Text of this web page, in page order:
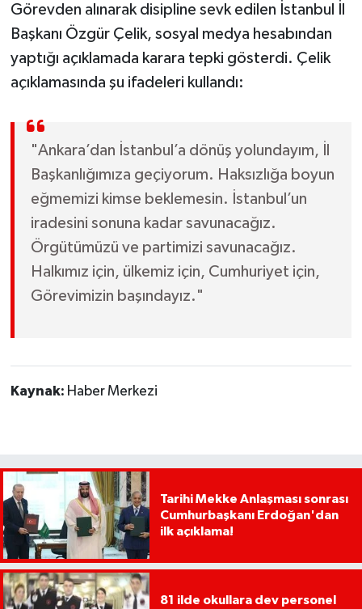
Görevden alınarak disipline sevk edilen İstanbul İl
Başkanı Özgür Çelik, sosyal medya hesabından
yaptığı açıklamada karara tepki gösterdi. Çelik
açıklamasında şu ifadeleri kullandı:
"Ankara’dan İstanbul’a dönüş yolundayım, İl
Başkanlığımıza geçiyorum. Haksızlığa boyun
eğmemizi kimse beklemesin. İstanbul’un
iradesini sonuna kadar savunacağız.
Örgütümüzü ve partimizi savunacağız.
Halkımız için, ülkemiz için, Cumhuriyet için,
Görevimizin başındayız."
Kaynak: Haber Merkezi
Tarihi Mekke Anlaşması sonrası
Cumhurbaşkanı Erdoğan'dan
ilk açıklama!
81 ilde okullara dev personel